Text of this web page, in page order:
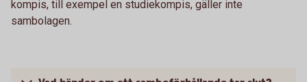
kompis, till exempel en studiekompis, gäller inte
sambolagen.